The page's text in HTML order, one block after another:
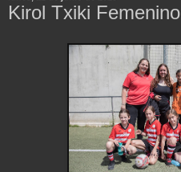
Kirol Txiki Femenino